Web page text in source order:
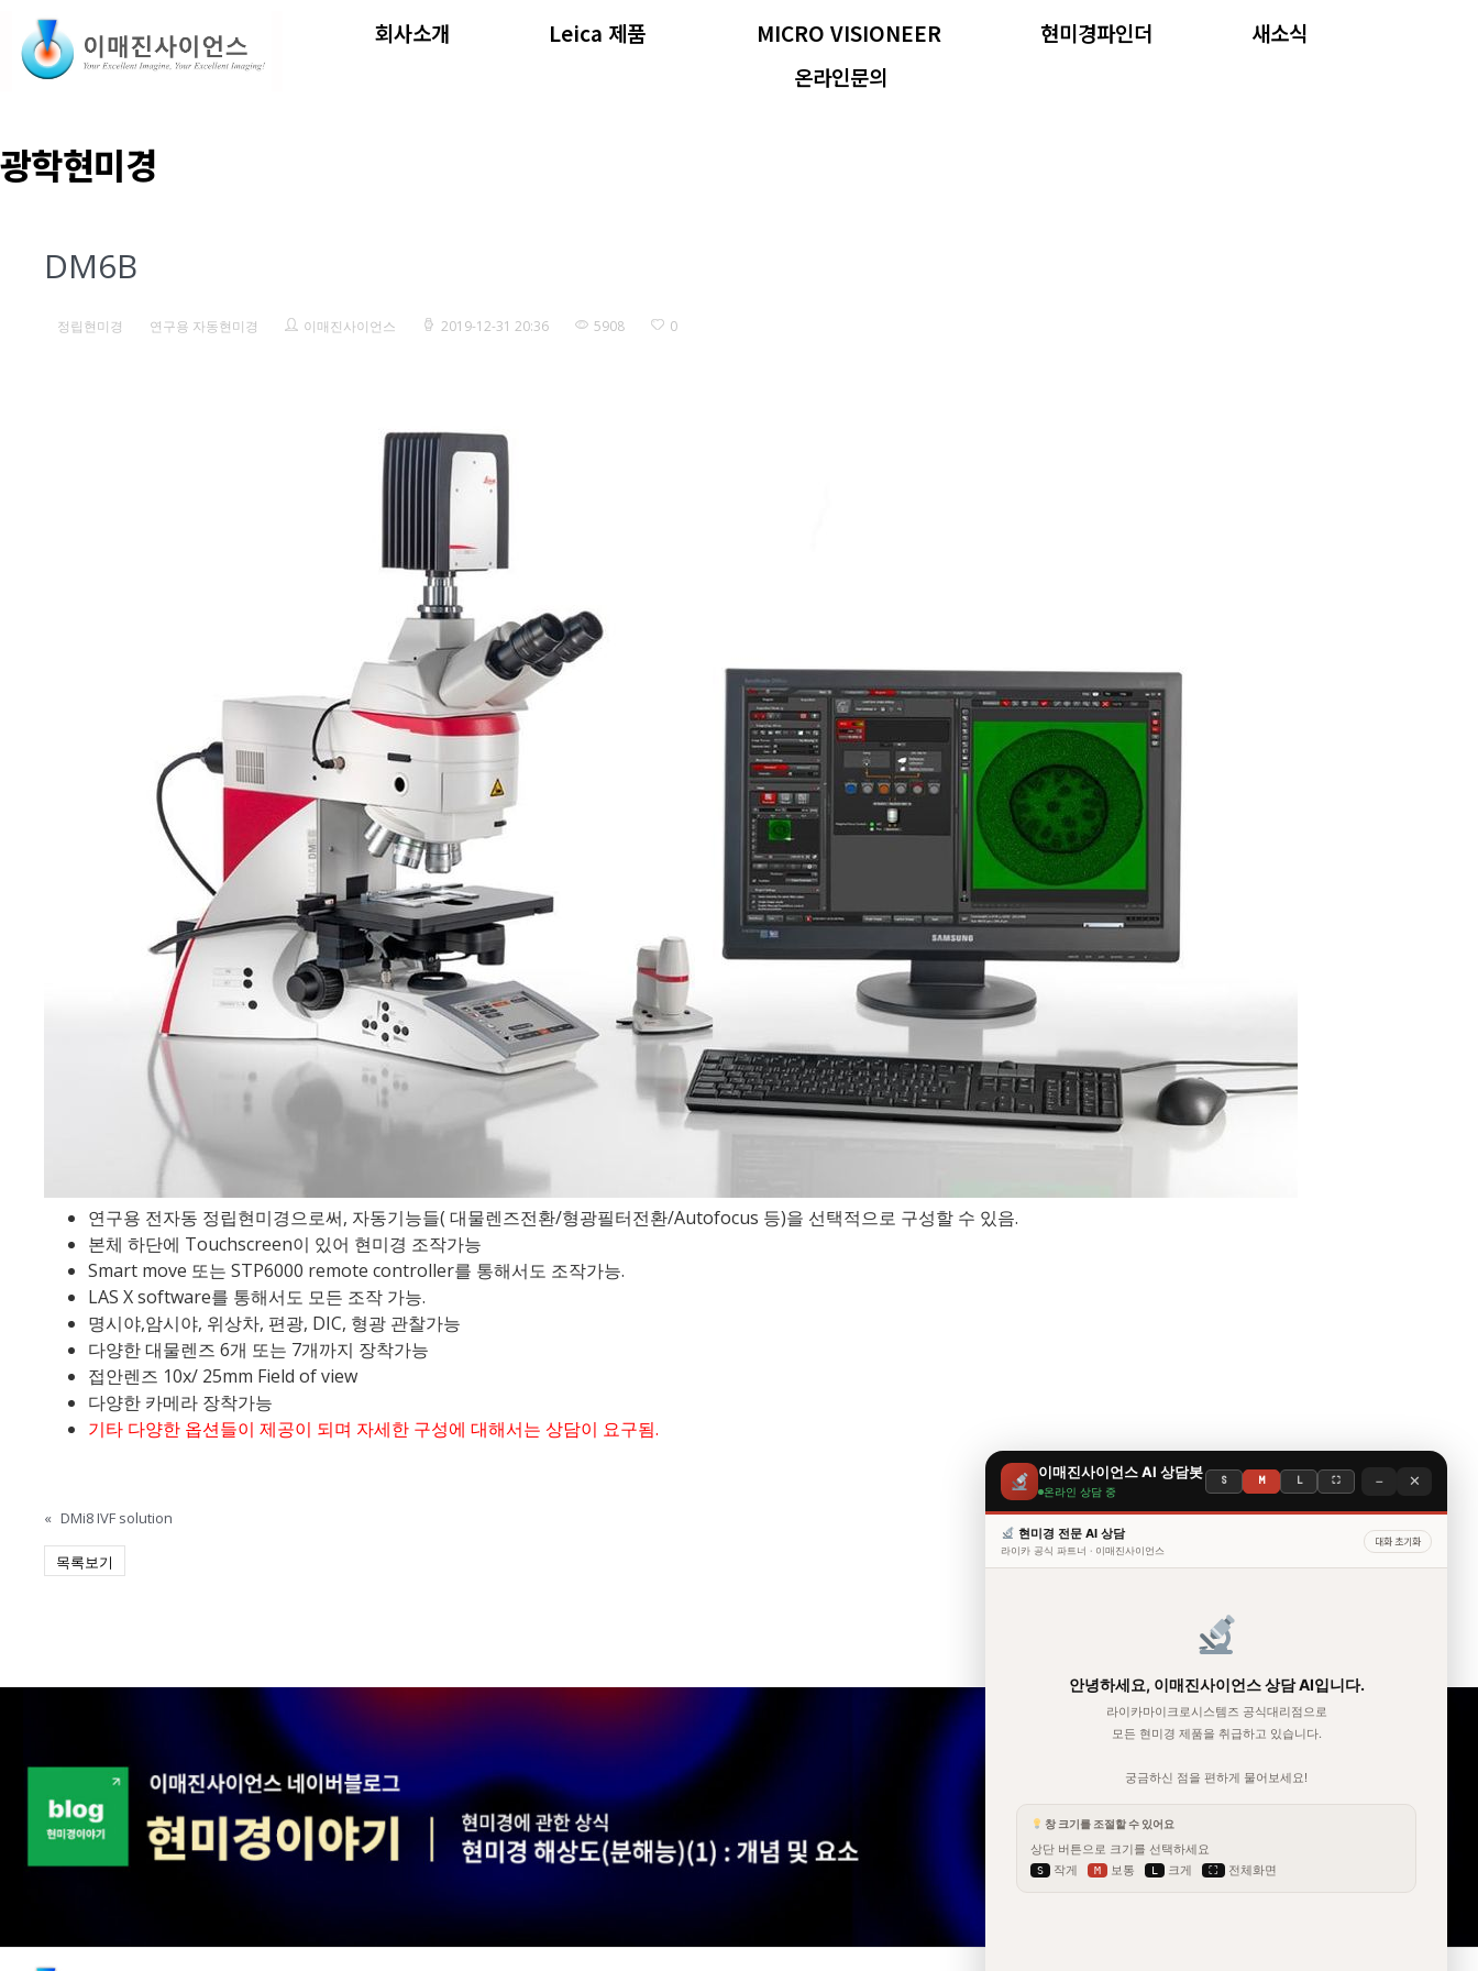
회사소개 Leica 제품 MICRO VISIONEER 현미경파인더
새소식
온라인문의
광학현미경
DM6B
정립현미경 연구용 자동현미경 이매진사이언스 2019-12-31 20:36 5908 0
연구용 전자동 정립현미경으로써, 자동기능들( 대물렌즈전환/형광필터전환/Autofocus 등)을 선택적으로 구성할 수 있음.
본체 하단에 Touchscreen이 있어 현미경 조작가능
Smart move 또는 STP6000 remote controller를 통해서도 조작가능.
LAS X software를 통해서도 모든 조작 가능.
명시야,암시야, 위상차, 편광, DIC, 형광 관찰가능
다양한 대물렌즈 6개 또는 7개까지 장착가능
접안렌즈 10x/ 25mm Field of view
다양한 카메라 장착가능
기타 다양한 옵션들이 제공이 되며 자세한 구성에 대해서는 상담이 요구됨.
« DMi8 IVF solution Mateo TL »
목록보기
이매진사이언스 AI 상담봇
온라인 상담 중
S M L ⛶ − ✕
자
주
견적문의시 고려사항
현미경 전문 AI 상담
라이카 공식 파트너 · 이매진사이언스
대화 초기화
안녕하세요, 이매진사이언스 상담 AI입니다.
라이카마이크로시스템즈 공식대리점으로
모든 현미경 제품을 취급하고 있습니다.
궁금하신 점을 편하게 물어보세요!
창 크기를 조절할 수 있어요
상단 버튼으로 크기를 선택하세요
S 작게 M 보통 L 크게 ⛶ 전체화면